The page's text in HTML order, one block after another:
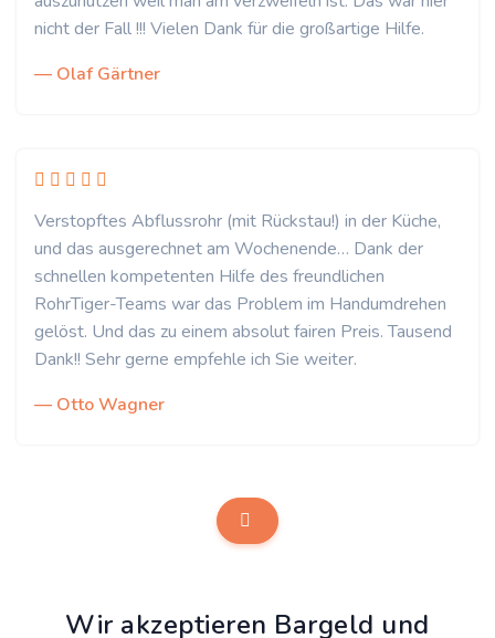
nicht der Fall !!! Vielen Dank für die großartige Hilfe.
— Olaf Gärtner
Verstopftes Abflussrohr (mit Rückstau!) in der Küche,
und das ausgerechnet am Wochenende… Dank der
schnellen kompetenten Hilfe des freundlichen
RohrTiger-Teams war das Problem im Handumdrehen
gelöst. Und das zu einem absolut fairen Preis. Tausend
Dank!! Sehr gerne empfehle ich Sie weiter.
— Otto Wagner
Wir akzeptieren Bargeld und